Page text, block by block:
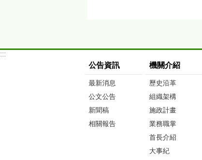
:::
公告資訊
最新消息
公文公告
新聞稿
相關報告
機關介紹
歷史沿革
組織架構
施政計畫
業務職掌
首長介紹
大事紀